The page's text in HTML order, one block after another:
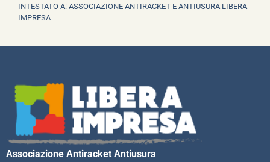
INTESTATO A: ASSOCIAZIONE ANTIRACKET E ANTIUSURA LIBERA
IMPRESA
Associazione Antiracket Antiusura